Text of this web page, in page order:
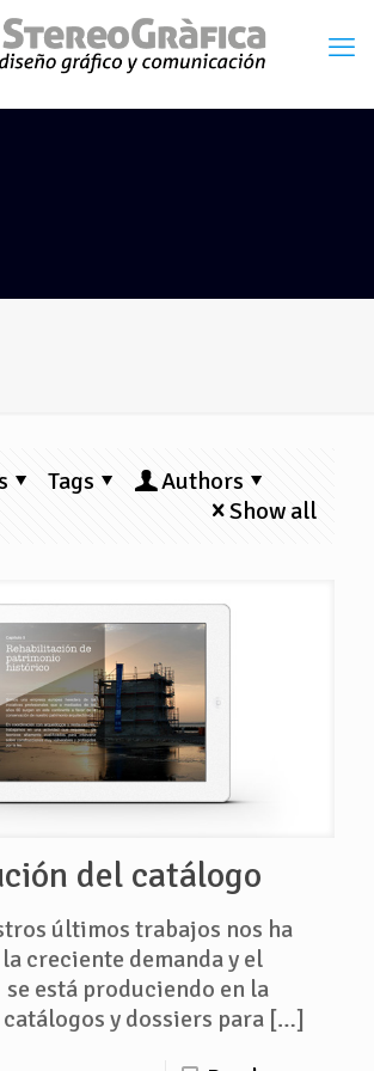
Tags
Authors
Show all
del catálogo
últimos trabajos nos ha
creciente demanda y el
está produciendo en la
y dossiers para […]